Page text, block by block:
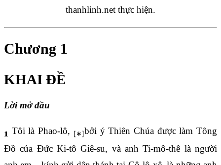
thanhlinh.net thực hiện.
Chương 1
KHAI ĐỀ
Lời mở đầu
1 Tôi là Phao-lô,
bởi ý Thiên Chúa được làm Tông
Đồ của Đức Ki-tô Giê-su, và anh Ti-mô-thê là người